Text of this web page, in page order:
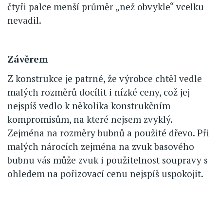
čtyři palce menší průměr „než obvykle“ vcelku
nevadil.
Závěrem
Z konstrukce je patrné, že výrobce chtěl vedle
malých rozměrů docílit i nízké ceny, což jej
nejspíš vedlo k několika konstrukčním
kompromisům, na které nejsem zvyklý.
Zejména na rozměry bubnů a použité dřevo. Při
malých nárocích zejména na zvuk basového
bubnu vás může zvuk i použitelnost soupravy s
ohledem na pořizovací cenu nejspíš uspokojit.